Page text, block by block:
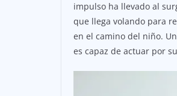
impulso ha llevado al
que llega volando para
en el camino del niño.
es capaz de actuar por